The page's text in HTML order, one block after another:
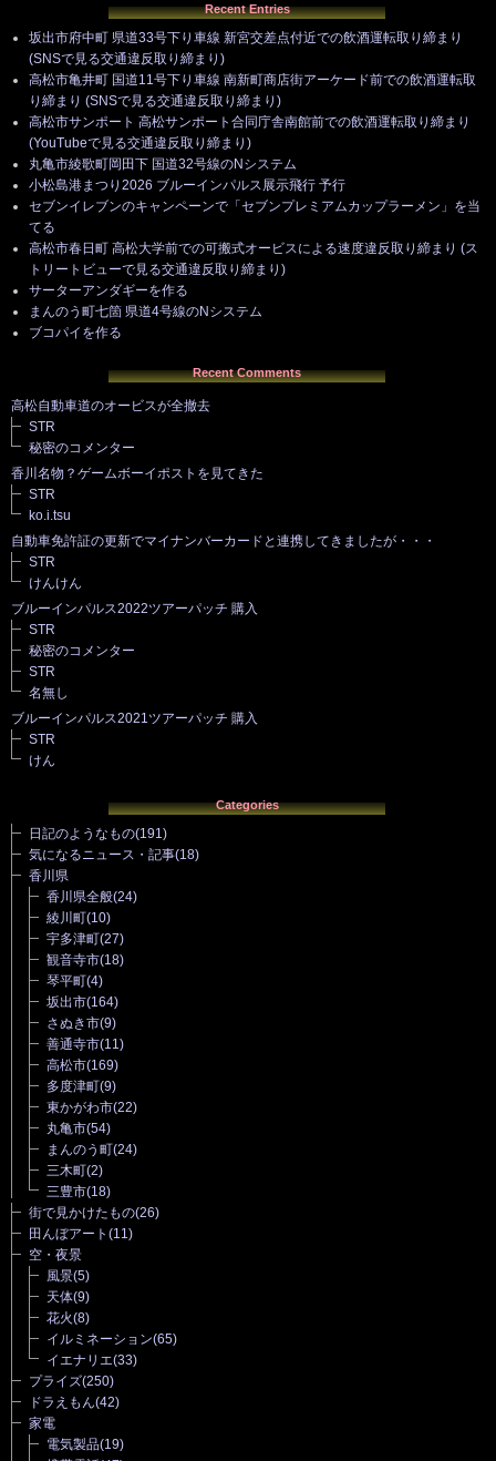
Recent Entries
坂出市府中町 県道33号下り車線 新宮交差点付近での飲酒運転取り締まり
(SNSで見る交通違反取り締まり)
高松市亀井町 国道11号下り車線 南新町商店街アーケード前での飲酒運転取
り締まり (SNSで見る交通違反取り締まり)
高松市サンポート 高松サンポート合同庁舎南館前での飲酒運転取り締まり
(YouTubeで見る交通違反取り締まり)
丸亀市綾歌町岡田下 国道32号線のNシステム
小松島港まつり2026 ブルーインパルス展示飛行 予行
セブンイレブンのキャンペーンで「セブンプレミアムカップラーメン」を当
てる
高松市春日町 高松大学前での可搬式オービスによる速度違反取り締まり (ス
トリートビューで見る交通違反取り締まり)
サーターアンダギーを作る
まんのう町七箇 県道4号線のNシステム
ブコパイを作る
Recent Comments
高松自動車道のオービスが全撤去
STR
秘密のコメンター
香川名物？ゲームボーイポストを見てきた
STR
ko.i.tsu
自動車免許証の更新でマイナンバーカードと連携してきましたが・・・
STR
けんけん
ブルーインパルス2022ツアーパッチ 購入
STR
秘密のコメンター
STR
名無し
ブルーインパルス2021ツアーパッチ 購入
STR
けん
Categories
日記のようなもの(191)
気になるニュース・記事(18)
香川県
香川県全般(24)
綾川町(10)
宇多津町(27)
観音寺市(18)
琴平町(4)
坂出市(164)
さぬき市(9)
善通寺市(11)
高松市(169)
多度津町(9)
東かがわ市(22)
丸亀市(54)
まんのう町(24)
三木町(2)
三豊市(18)
街で見かけたもの(26)
田んぼアート (11)
空・夜景
風景(5)
天体(9)
花火(8)
イルミネーション(65)
イエナリエ(33)
プライズ(250)
ドラえもん(42)
家電
電気製品(19)